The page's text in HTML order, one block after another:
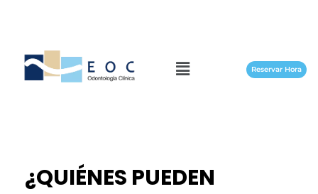
Reservar Hora
¿QUIÉNES PUEDEN